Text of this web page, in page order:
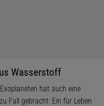
Wasserstoff
hat auch eine
Fall gebracht: Ein für Leben